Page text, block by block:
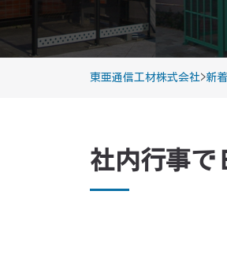
東亜通信工材株式会社>新
社内行事で